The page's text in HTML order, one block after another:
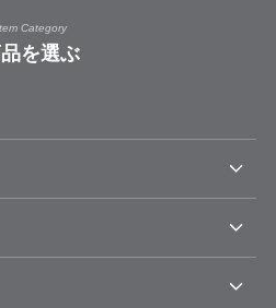
Category
を選ぶ